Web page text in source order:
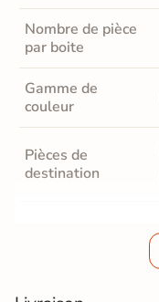
Nombre de pièce
par boite
Gamme de
couleur
Pièces de
destination